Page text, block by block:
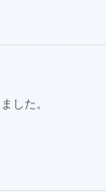
した。